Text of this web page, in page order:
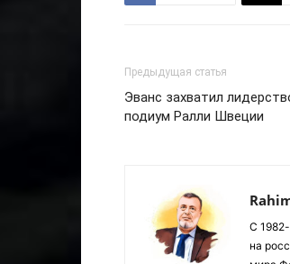
Предыдущая статья
Эванс захватил
подиум Ралли Швеции
С
на